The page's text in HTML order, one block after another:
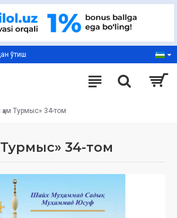
ўтиш
Турмыс» 34-том
Турмыс» 34-том